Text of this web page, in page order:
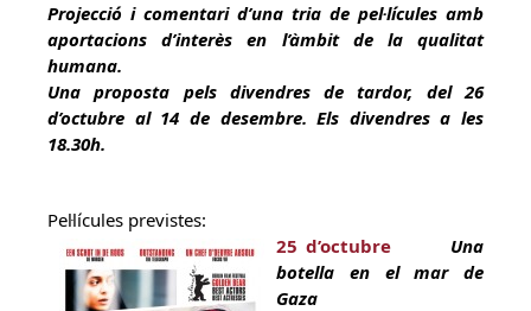
Projecció i comentari d’una tria de pel·lícules amb
aportacions d’interès en l’àmbit de la qualitat
humana.
Una proposta pels divendres de tardor, del 26
d’octubre al 14 de desembre. Els divendres a les
18.30h.
Pel·lícules previstes:
25 d’octubre
Una
botella en el mar de
Gaza